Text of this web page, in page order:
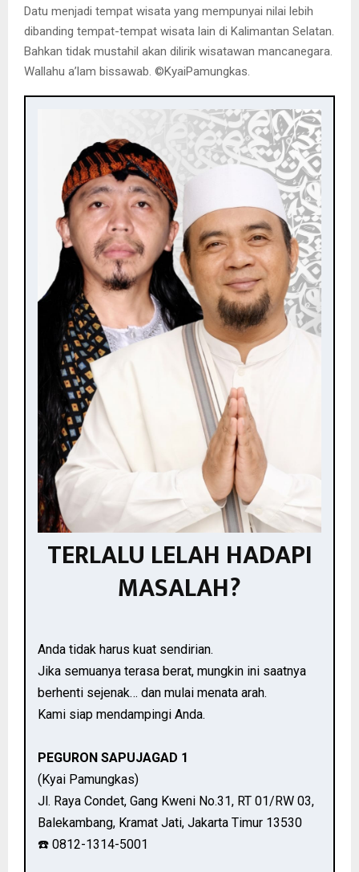
Datu menjadi tempat wisata yang mempunyai nilai lebih
dibanding tempat-tempat wisata lain di Kalimantan Selatan.
Bahkan tidak mustahil akan dilirik wisatawan mancanegara.
Wallahu a’lam bissawab. ©️KyaiPamungkas.
TERLALU LELAH HADAPI
MASALAH?
Anda tidak harus kuat sendirian.
Jika semuanya terasa berat, mungkin ini saatnya
berhenti sejenak… dan mulai menata arah.
Kami siap mendampingi Anda.
PEGURON SAPUJAGAD 1
(Kyai Pamungkas)
Jl. Raya Condet, Gang Kweni No.31, RT 01/RW 03,
Balekambang, Kramat Jati, Jakarta Timur 13530
☎️ 0812-1314-5001